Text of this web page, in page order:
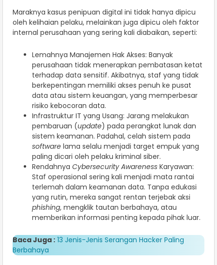
Maraknya kasus penipuan digital ini tidak hanya dipicu
oleh kelihaian pelaku, melainkan juga dipicu oleh faktor
internal perusahaan yang sering kali diabaikan, seperti:
Lemahnya Manajemen Hak Akses: Banyak
perusahaan tidak menerapkan pembatasan ketat
terhadap data sensitif. Akibatnya, staf yang tidak
berkepentingan memiliki akses penuh ke pusat
data atau sistem keuangan, yang memperbesar
risiko kebocoran data.
Infrastruktur IT yang Usang: Jarang melakukan
pembaruan (update) pada perangkat lunak dan
sistem keamanan. Padahal, celah sistem pada
software lama selalu menjadi target empuk yang
paling dicari oleh pelaku kriminal siber.
Rendahnya Cybersecurity Awareness Karyawan:
Staf operasional sering kali menjadi mata rantai
terlemah dalam keamanan data. Tanpa edukasi
yang rutin, mereka sangat rentan terjebak aksi
phishing, mengklik tautan berbahaya, atau
memberikan informasi penting kepada pihak luar.
Baca Juga : 13 Jenis-Jenis Serangan Hacker Paling
Berbahaya